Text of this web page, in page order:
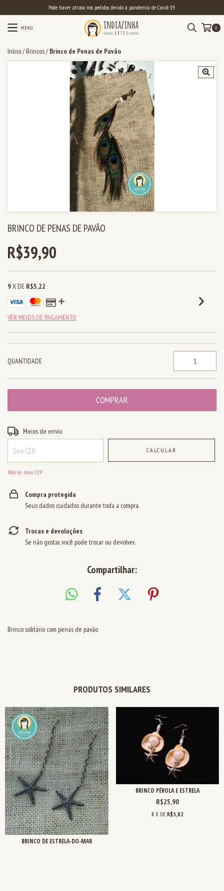
Pode haver atraso nos pedidos devido à pandemia de Covid-19.
MENU 0
Início/ Brincos/ Brinco de Penas de Pavão
BRINCO DE PENAS DE PAVÃO
R$39,90
9X DE R$5,22
VER MEIOS DE PAGAMENTO
QUANTIDADE
Entregas para o CEP:
Meios de envio
CALCULAR
Não sei meu CEP
Compra protegida
Seus dados cuidados durante toda a compra.
Trocas e devoluções
Se não gostar, você pode trocar ou devolver.
Compartilhar:
Brinco solitário com penas de pavão
PRODUTOS SIMILARES
BRINCO DE ESTRELA-DO-MAR
BRINCO PÉROLA E ESTRELA
R$25,90
5 X DER$5,82